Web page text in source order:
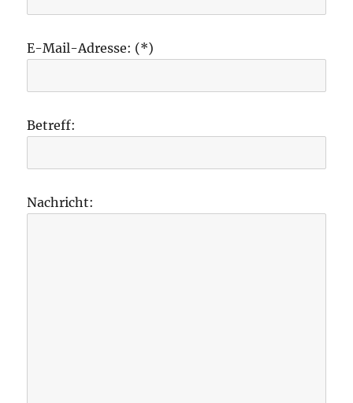
E-Mail-Adresse: (*)
Betreff:
Nachricht: